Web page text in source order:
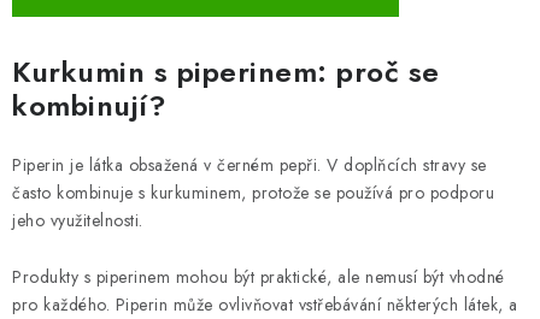
Kurkumin s piperinem: proč se
kombinují?
Piperin je látka obsažená v černém pepři. V doplňcích stravy se
často kombinuje s kurkuminem, protože se používá pro podporu
jeho využitelnosti.
Produkty s piperinem mohou být praktické, ale nemusí být vhodné
pro každého. Piperin může ovlivňovat vstřebávání některých látek, a